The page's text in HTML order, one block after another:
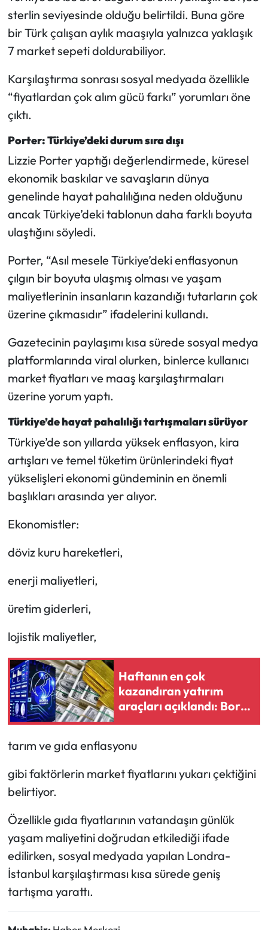
sterlin seviyesinde olduğu belirtildi. Buna göre
bir Türk çalışan aylık maaşıyla yalnızca yaklaşık
7 market sepeti doldurabiliyor.
Karşılaştırma sonrası sosyal medyada özellikle
“fiyatlardan çok alım gücü farkı” yorumları öne
çıktı.
Porter: Türkiye’deki durum sıra dışı
Lizzie Porter yaptığı değerlendirmede, küresel
ekonomik baskılar ve savaşların dünya
genelinde hayat pahalılığına neden olduğunu
ancak Türkiye’deki tablonun daha farklı boyuta
ulaştığını söyledi.
Porter, “Asıl mesele Türkiye’deki enflasyonun
çılgın bir boyuta ulaşmış olması ve yaşam
maliyetlerinin insanların kazandığı tutarların çok
üzerine çıkmasıdır” ifadelerini kullandı.
Gazetecinin paylaşımı kısa sürede sosyal medya
platformlarında viral olurken, binlerce kullanıcı
market fiyatları ve maaş karşılaştırmaları
üzerine yorum yaptı.
Türkiye’de hayat pahalılığı tartışmaları sürüyor
Türkiye’de son yıllarda yüksek enflasyon, kira
artışları ve temel tüketim ürünlerindeki fiyat
yükselişleri ekonomi gündeminin en önemli
başlıkları arasında yer alıyor.
Ekonomistler:
döviz kuru hareketleri,
enerji maliyetleri,
üretim giderleri,
lojistik maliyetler,
Haftanın en çok
kazandıran yatırım
araçları açıklandı: Borsa
ve döviz yükseldi ama
tarım ve gıda enflasyonu
gibi faktörlerin market fiyatlarını yukarı çektiğini
belirtiyor.
Özellikle gıda fiyatlarının vatandaşın günlük
yaşam maliyetini doğrudan etkilediği ifade
edilirken, sosyal medyada yapılan Londra-
İstanbul karşılaştırması kısa sürede geniş
tartışma yarattı.